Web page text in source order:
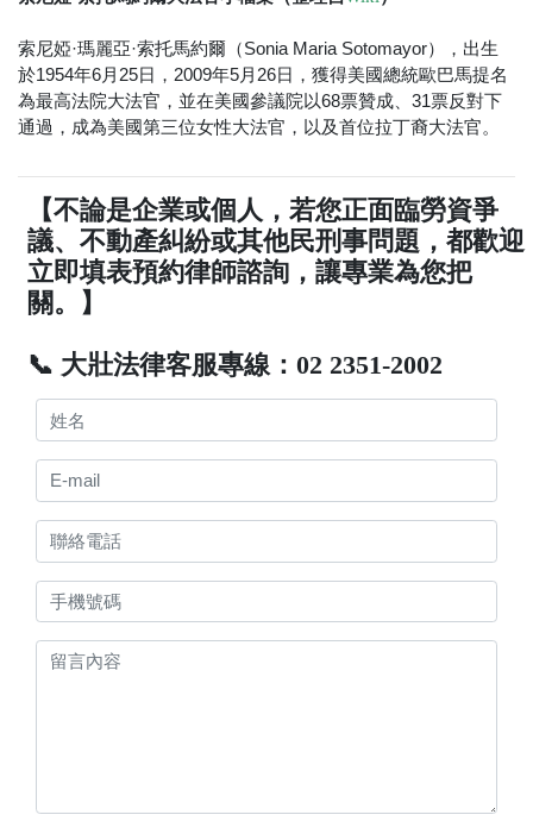
索尼婭·瑪麗亞·索托馬約爾（Sonia Maria Sotomayor），出生
於1954年6月25日，2009年5月26日，獲得美國總統歐巴馬提名
為最高法院大法官，並在美國參議院以68票贊成、31票反對下
通過，成為美國第三位女性大法官，以及首位拉丁裔大法官。
【不論是企業或個人，若您正面臨勞資爭
議、不動產糾紛或其他民刑事問題，都歡迎
立即填表預約律師諮詢，讓專業為您把
關。】
📞 大壯法律客服專線：02 2351-2002